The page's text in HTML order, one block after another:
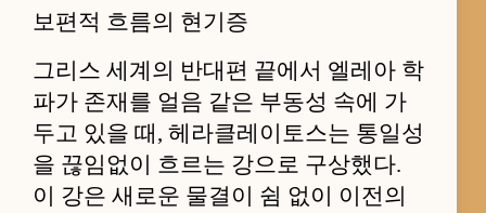
보편적 흐름의 현기증
그리스 세계의 반대편 끝에서 엘레아 학
파가 존재를 얼음 같은 부동성 속에 가
두고 있을 때, 헤라클레이토스는 통일성
을 끊임없이 흐르는 강으로 구상했다.
이 강은 새로운 물결이 쉼 없이 이전의